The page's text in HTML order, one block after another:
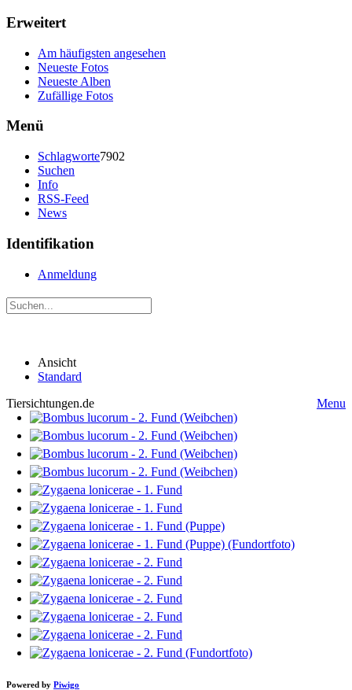
Erweitert
Am häufigsten angesehen
Neueste Fotos
Neueste Alben
Zufällige Fotos
Menü
Schlagworte7902
Suchen
Info
RSS-Feed
News
Identifikation
Anmeldung
Ansicht
Standard
Tiersichtungen.de
Menu
Powered by Piwigo